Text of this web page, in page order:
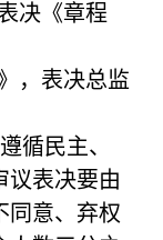
决《章程
，表决总监
循民主、
议表决要由
同意、弃权